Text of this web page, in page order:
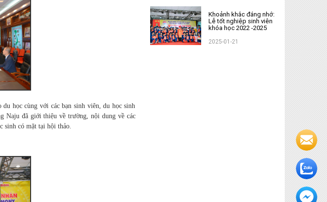
học cùng với các bạn sinh viên, du học sinh
Naju đã giới thiệu về trường, nội dung về các
sinh có mặt tại hội thảo.
Khoảnh khắc đáng nhớ:
Lễ tốt nghiệp sinh viên
khóa học 2022 -2025
2025-01-21